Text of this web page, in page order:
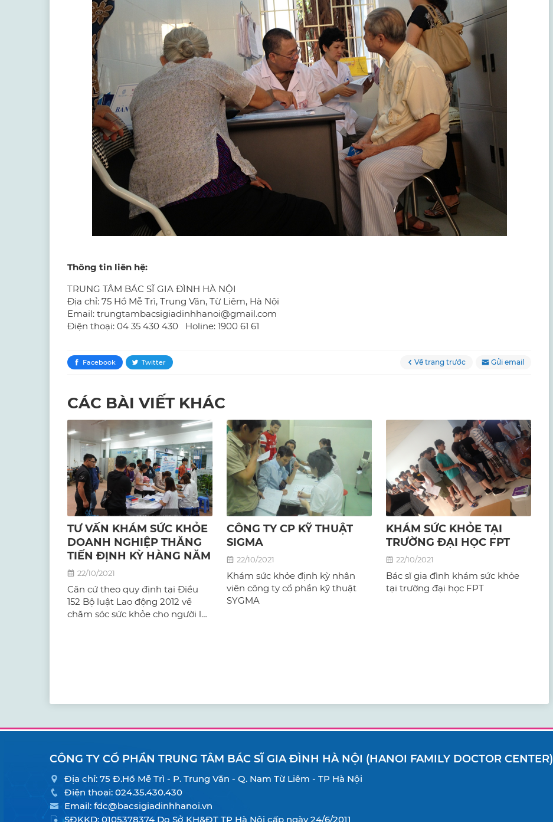
Thông tin liên hệ:
TRUNG TÂM BÁC SĨ GIA ĐÌNH HÀ NỘI
Địa chỉ: 75 Hồ Mễ Trì, Trung Văn, Từ Liêm, Hà Nội
Email: trungtambacsigiadinhhanoi@gmail.com
Điện thoại: 04 35 430 430 Holine: 1900 61 61
Facebook Twitter Về trang trước Gửi email
CÁC BÀI VIẾT KHÁC
TƯ VẤN KHÁM SỨC KHỎE
DOANH NGHIỆP THĂNG
TIẾN ĐỊNH KỲ HÀNG NĂM
22/10/2021
Căn cứ theo quy định tại Điều
152 Bộ luật Lao động 2012 về
chăm sóc sức khỏe cho người lao
CÔNG TY CP KỸ THUẬT
SIGMA
22/10/2021
Khám sức khỏe định kỳ nhân
viên công ty cổ phần kỹ thuật
SYGMA
KHÁM SỨC KHỎE TẠI
TRƯỜNG ĐẠI HỌC FPT
22/10/2021
Bác sĩ gia đình khám sức khỏe
tại trường đại học FPT
CÔNG TY CỔ PHẦN TRUNG TÂM BÁC SĨ GIA ĐÌNH HÀ NỘI (HANOI FAMILY DOCTOR CENTER)
Địa chỉ: 75 Đ.Hồ Mễ Trì - P. Trung Văn - Q. Nam Từ Liêm - TP Hà Nội
Điện thoại: 024.35.430.430
Email: fdc@bacsigiadinhhanoi.vn
SĐKKD: 0105378374 Do Sở KH&ĐT TP Hà Nội cấp ngày 24/6/2011